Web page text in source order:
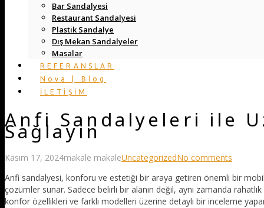
Bar Sandalyesi
Restaurant Sandalyesi
Plastik Sandalye
Dış Mekan Sandalyeler
Masalar
REFERANSLAR
Nova | Blog
İLETİŞİM
Anfi Sandalyeleri ile
Sağlayın
Kasım 17, 2024makale makaleUncategorizedNo comments
Anfi sandalyesi, konforu ve estetiği bir araya getiren önemli bir
çözümler sunar. Sadece belirli bir alanın değil, aynı zamanda
konfor özellikleri ve farklı modelleri üzerine detaylı bir inceleme